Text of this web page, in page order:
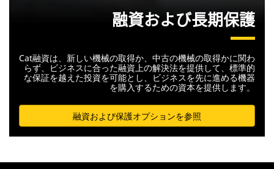
融資および長期保護
Cat融資は、新しい機械の取得か、中古の機械の取得かに関わ
らず、ビジネスに合った融資上の解決法を提供して、標準的
な保証を越えた投資を可能とし、ビジネスを先に進める機器
を購入するための資本を提供します。
融資および保護オプションを参照